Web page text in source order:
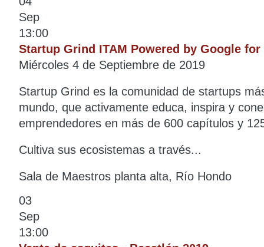
Sep
13:00
Startup Grind ITAM Powered by Google
Miércoles 4 de Septiembre de 2019
Startup Grind es la comunidad de startups
mundo, que activamente educa, inspira y
emprendedores en más de 600 capítulos y
Cultiva sus ecosistemas a través...
Sala de Maestros planta alta, Río Hondo
03
Sep
13:00